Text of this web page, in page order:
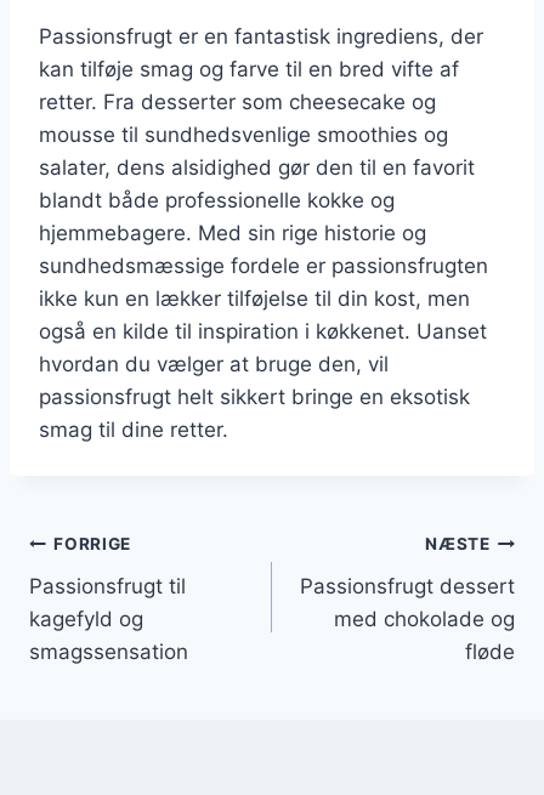
Passionsfrugt er en fantastisk ingrediens, der
kan tilføje smag og farve til en bred vifte af
retter. Fra desserter som cheesecake og
mousse til sundhedsvenlige smoothies og
salater, dens alsidighed gør den til en favorit
blandt både professionelle kokke og
hjemmebagere. Med sin rige historie og
sundhedsmæssige fordele er passionsfrugten
ikke kun en lækker tilføjelse til din kost, men
også en kilde til inspiration i køkkenet. Uanset
hvordan du vælger at bruge den, vil
passionsfrugt helt sikkert bringe en eksotisk
smag til dine retter.
Indlægsnavigation
FORRIGE
Passionsfrugt til
kagefyld og
smagssensation
NÆSTE
Passionsfrugt dessert
med chokolade og
fløde